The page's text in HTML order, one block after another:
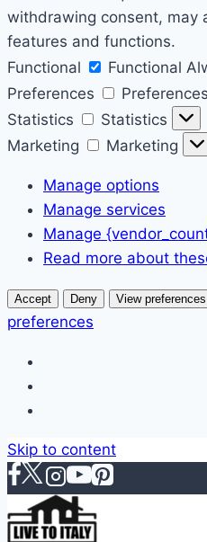
withdrawing consent, may
features and functions.
Functional
Functional
Preferences
Preferences
Statistics
Statistics
Marketing
Marketing
Manage options
Manage services
Manage
Read more about
Accept Deny View preferences
preferences
Skip to content